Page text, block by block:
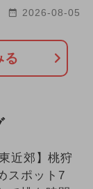
2026-08-05
る
近郊】桃狩
スポット7